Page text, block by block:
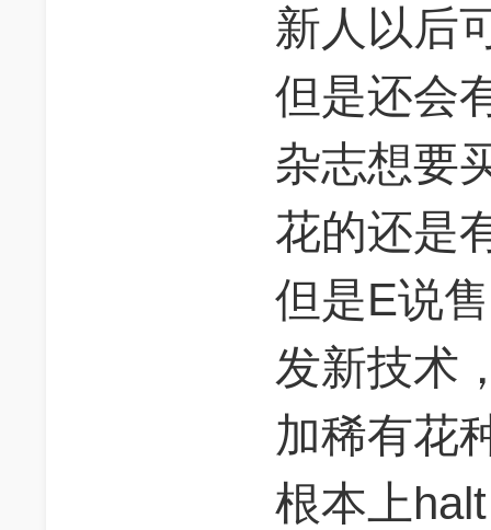
新人以后
但是还会
杂志想要
花的还是
但是E说
发新技术
加稀有花
根本上